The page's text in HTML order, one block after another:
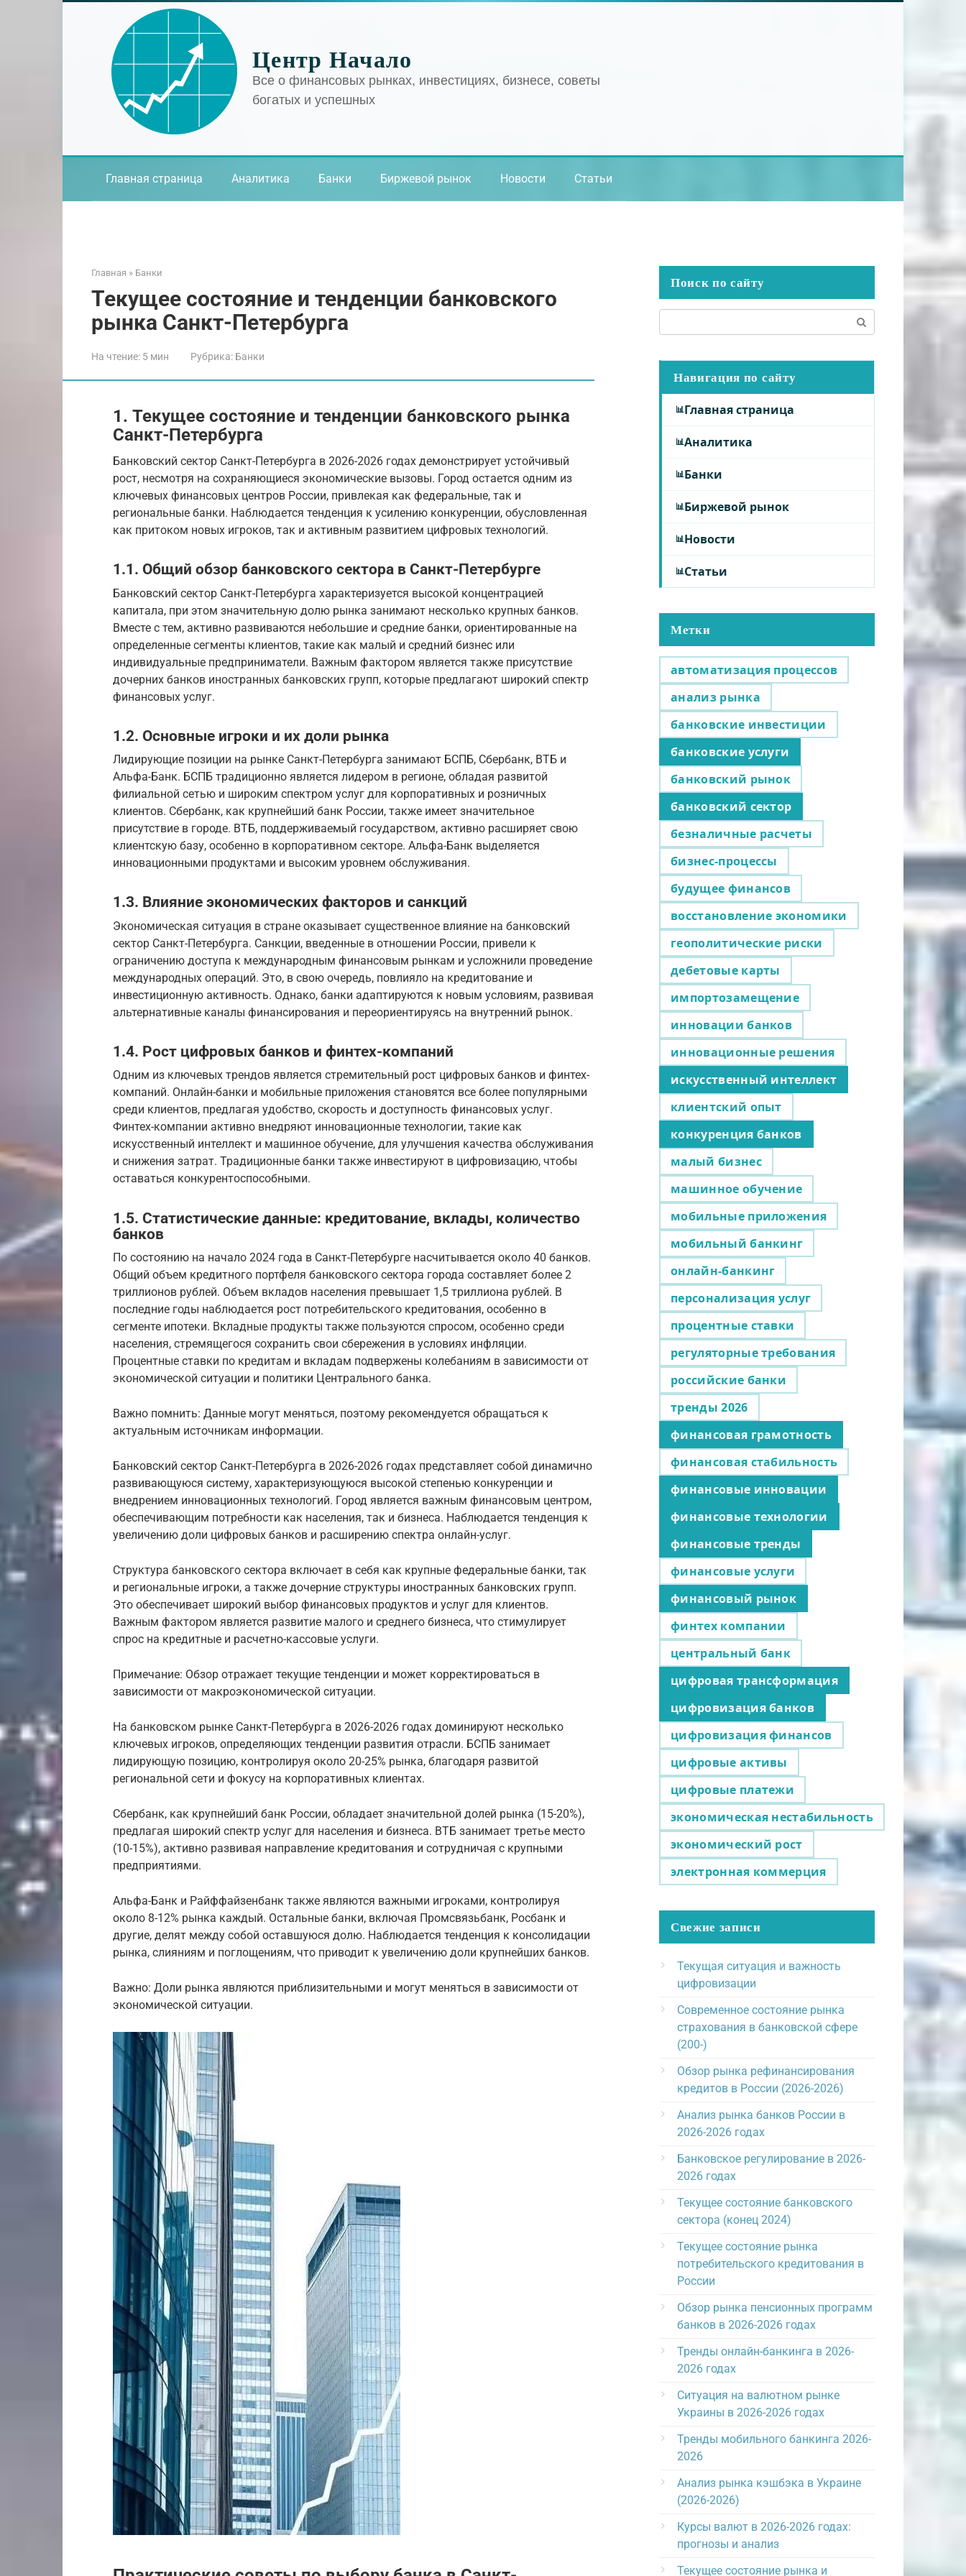
Центр Начало
Все о финансовых рынках, инвестициях, бизнесе, советы
богатых и успешных
Главная страница Аналитика Банки Биржевой рынок Новости Статьи
Главная » Банки
Текущее состояние и тенденции банковского
рынка Санкт-Петербурга
На чтение: 5 мин Рубрика: Банки
1. Текущее состояние и тенденции банковского рынка
Санкт-Петербурга
Банковский сектор Санкт-Петербурга в 2026-2026 годах демонстрирует устойчивый
рост, несмотря на сохраняющиеся экономические вызовы. Город остается одним из
ключевых финансовых центров России, привлекая как федеральные, так и
региональные банки. Наблюдается тенденция к усилению конкуренции, обусловленная
как притоком новых игроков, так и активным развитием цифровых технологий.
1.1. Общий обзор банковского сектора в Санкт-Петербурге
Банковский сектор Санкт-Петербурга характеризуется высокой концентрацией
капитала, при этом значительную долю рынка занимают несколько крупных банков.
Вместе с тем, активно развиваются небольшие и средние банки, ориентированные на
определенные сегменты клиентов, такие как малый и средний бизнес или
индивидуальные предприниматели. Важным фактором является также присутствие
дочерних банков иностранных банковских групп, которые предлагают широкий спектр
финансовых услуг.
1.2. Основные игроки и их доли рынка
Лидирующие позиции на рынке Санкт-Петербурга занимают БСПБ, Сбербанк, ВТБ и
Альфа-Банк. БСПБ традиционно является лидером в регионе, обладая развитой
филиальной сетью и широким спектром услуг для корпоративных и розничных
клиентов. Сбербанк, как крупнейший банк России, также имеет значительное
присутствие в городе. ВТБ, поддерживаемый государством, активно расширяет свою
клиентскую базу, особенно в корпоративном секторе. Альфа-Банк выделяется
инновационными продуктами и высоким уровнем обслуживания.
1.3. Влияние экономических факторов и санкций
Экономическая ситуация в стране оказывает существенное влияние на банковский
сектор Санкт-Петербурга. Санкции, введенные в отношении России, привели к
ограничению доступа к международным финансовым рынкам и усложнили проведение
международных операций. Это, в свою очередь, повлияло на кредитование и
инвестиционную активность. Однако, банки адаптируются к новым условиям, развивая
альтернативные каналы финансирования и переориентируясь на внутренний рынок.
1.4. Рост цифровых банков и финтех-компаний
Одним из ключевых трендов является стремительный рост цифровых банков и финтех-
компаний. Онлайн-банки и мобильные приложения становятся все более популярными
среди клиентов, предлагая удобство, скорость и доступность финансовых услуг.
Финтех-компании активно внедряют инновационные технологии, такие как
искусственный интеллект и машинное обучение, для улучшения качества обслуживания
и снижения затрат. Традиционные банки также инвестируют в цифровизацию, чтобы
оставаться конкурентоспособными.
1.5. Статистические данные: кредитование, вклады, количество
банков
По состоянию на начало 2024 года в Санкт-Петербурге насчитывается около 40 банков.
Общий объем кредитного портфеля банковского сектора города составляет более 2
триллионов рублей. Объем вкладов населения превышает 1,5 триллиона рублей. В
последние годы наблюдается рост потребительского кредитования, особенно в
сегменте ипотеки. Вкладные продукты также пользуются спросом, особенно среди
населения, стремящегося сохранить свои сбережения в условиях инфляции.
Процентные ставки по кредитам и вкладам подвержены колебаниям в зависимости от
экономической ситуации и политики Центрального банка.
Важно помнить: Данные могут меняться, поэтому рекомендуется обращаться к
актуальным источникам информации.
Банковский сектор Санкт-Петербурга в 2026-2026 годах представляет собой динамично
развивающуюся систему, характеризующуюся высокой степенью конкуренции и
внедрением инновационных технологий. Город является важным финансовым центром,
обеспечивающим потребности как населения, так и бизнеса. Наблюдается тенденция к
увеличению доли цифровых банков и расширению спектра онлайн-услуг.
Структура банковского сектора включает в себя как крупные федеральные банки, так
и региональные игроки, а также дочерние структуры иностранных банковских групп.
Это обеспечивает широкий выбор финансовых продуктов и услуг для клиентов.
Важным фактором является развитие малого и среднего бизнеса, что стимулирует
спрос на кредитные и расчетно-кассовые услуги.
Примечание: Обзор отражает текущие тенденции и может корректироваться в
зависимости от макроэкономической ситуации.
На банковском рынке Санкт-Петербурга в 2026-2026 годах доминируют несколько
ключевых игроков, определяющих тенденции развития отрасли. БСПБ занимает
лидирующую позицию, контролируя около 20-25% рынка, благодаря развитой
региональной сети и фокусу на корпоративных клиентах.
Сбербанк, как крупнейший банк России, обладает значительной долей рынка (15-20%),
предлагая широкий спектр услуг для населения и бизнеса. ВТБ занимает третье место
(10-15%), активно развивая направление кредитования и сотрудничая с крупными
предприятиями.
Альфа-Банк и Райффайзенбанк также являются важными игроками, контролируя
около 8-12% рынка каждый. Остальные банки, включая Промсвязьбанк, Росбанк и
другие, делят между собой оставшуюся долю. Наблюдается тенденция к консолидации
рынка, слияниям и поглощениям, что приводит к увеличению доли крупнейших банков.
Важно: Доли рынка являются приблизительными и могут меняться в зависимости от
экономической ситуации.
Поиск по сайту
Навигация по сайту
Главная страница
Аналитика
Банки
Биржевой рынок
Новости
Статьи
Метки
автоматизация процессов
анализ рынка
банковские инвестиции
банковские услуги
банковский рынок
банковский сектор
безналичные расчеты
бизнес-процессы
будущее финансов
восстановление экономики
геополитические риски
дебетовые карты
импортозамещение
инновации банков
инновационные решения
искусственный интеллект
клиентский опыт
конкуренция банков
малый бизнес
машинное обучение
мобильные приложения
мобильный банкинг
онлайн-банкинг
персонализация услуг
процентные ставки
регуляторные требования
российские банки
тренды 2026
финансовая грамотность
финансовая стабильность
финансовые инновации
финансовые технологии
финансовые тренды
финансовые услуги
финансовый рынок
финтех компании
центральный банк
цифровая трансформация
цифровизация банков
цифровизация финансов
цифровые активы
цифровые платежи
экономическая нестабильность
экономический рост
электронная коммерция
Свежие записи
Текущая ситуация и важность
цифровизации
Современное состояние рынка
страхования в банковской сфере
(200-)
Обзор рынка рефинансирования
кредитов в России (2026-2026)
Анализ рынка банков России в
2026-2026 годах
Банковское регулирование в 2026-
2026 годах
Текущее состояние банковского
сектора (конец 2024)
Текущее состояние рынка
потребительского кредитования в
России
Обзор рынка пенсионных программ
банков в 2026-2026 годах
Тренды онлайн-банкинга в 2026-
2026 годах
Ситуация на валютном рынке
Украины в 2026-2026 годах
Тренды мобильного банкинга 2026-
2026
Анализ рынка кэшбэка в Украине
(2026-2026)
Курсы валют в 2026-2026 годах:
прогнозы и анализ
Текущее состояние рынка и